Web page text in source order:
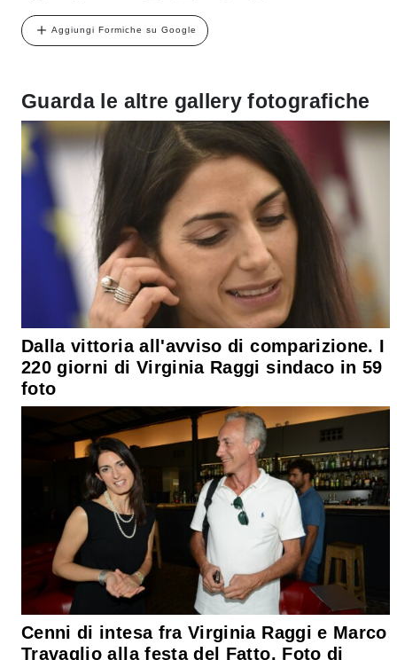
Aggiungi Formiche su Google
Guarda le altre gallery fotografiche
Dalla vittoria all'avviso di comparizione. I
220 giorni di Virginia Raggi sindaco in 59
foto
Cenni di intesa fra Virginia Raggi e Marco
Travaglio alla festa del Fatto. Foto di